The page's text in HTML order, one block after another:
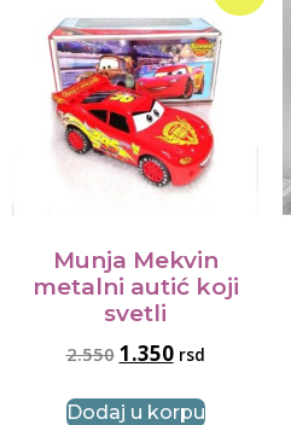
Munja Mekvin
metalni autić koji
svetli
2.550 1.350 rsd
Dodaj u korpu